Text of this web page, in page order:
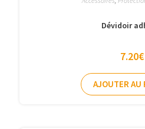
Dévidoir
7.20€
AJOUTER AU